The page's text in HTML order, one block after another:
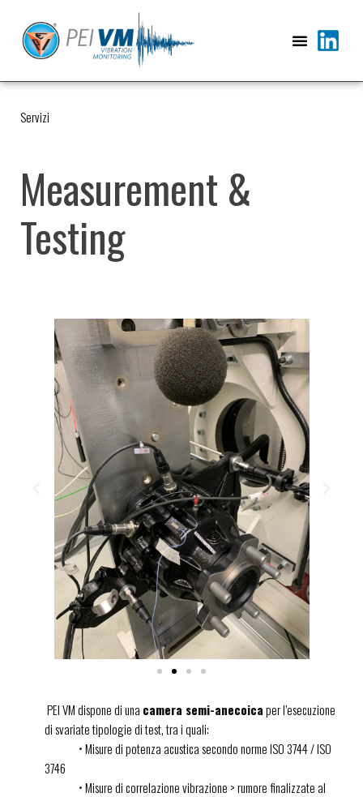
Vai
contenuto
Servizi
Measurement &
Testing
PEI VM dispone di una camera semi-anecoicaper l’esecuzione
di svariate tipologie di test, tra i quali:
• Misure di potenza acustica secondo norme ISO 3744 / ISO
3746
• Misure di correlazione vibrazione > rumore finalizzate al